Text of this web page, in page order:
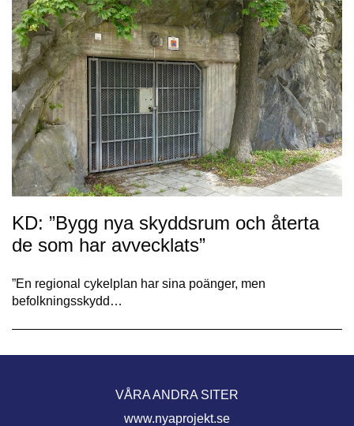
KD: ”Bygg nya skyddsrum och återta
de som har avvecklats”
”En regional cykelplan har sina poänger, men
befolkningsskydd…
VÅRA ANDRA SITER
www.nyaprojekt.se